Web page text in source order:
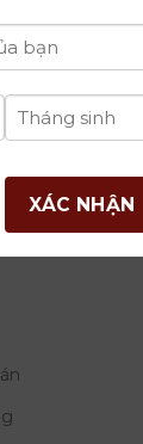
TMCP
TP Hà Nội
XÁC NHẬN